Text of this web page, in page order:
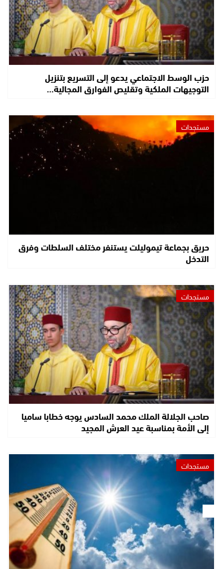
حزب الوسط الاجتماعي يدعو إلى التسريع بتنزيل
التوجيهات الملكية وتقليص الفوارق المجالية…
مستجدات
حريق بجماعة تيموليلت يستنفر مختلف السلطات وفرق
التدخل
مستجدات
صاحب الجلالة الملك محمد السادس يوجه خطابا ساميا
إلى الأمة بمناسبة عيد العرش المجيد
مستجدات